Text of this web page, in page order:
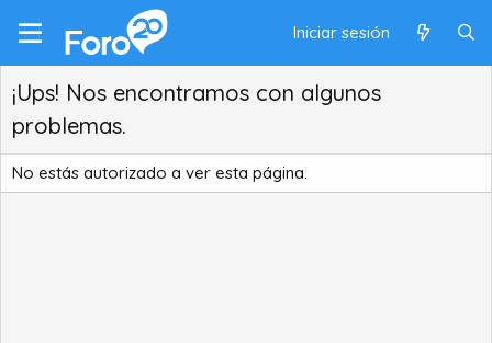
Iniciar sesión
¡Ups! Nos encontramos con algunos
problemas.
No estás autorizado a ver esta página.